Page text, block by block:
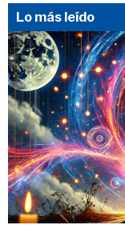
Lo más leído